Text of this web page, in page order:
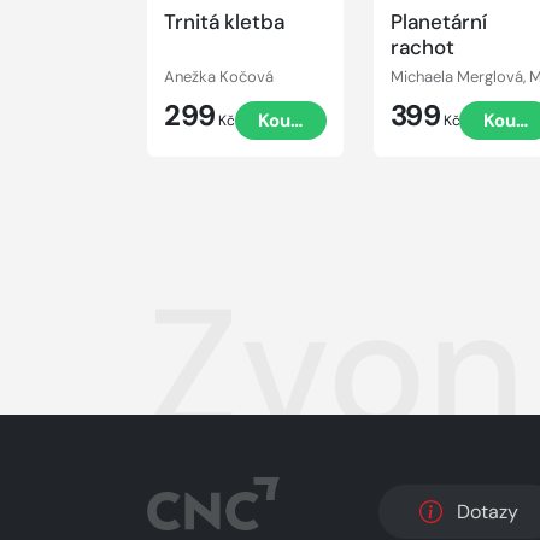
Trnitá kletba
Anežka Kočová
299 Kč Koupit
Planetární
rachot
399 Kč
Zvon
Dotazy